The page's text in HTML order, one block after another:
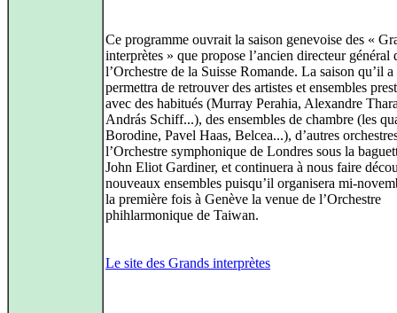
Ce programme ouvrait la saison genevoise des «
interprètes » que propose l’ancien directeur général
l’Orchestre de la Suisse Romande. La saison qu’il a
permettra de retrouver des artistes et ensembles
avec des habitués (Murray Perahia, Alexandre
András Schiff...), des ensembles de chambre (les
Borodine, Pavel Haas, Belcea...), d’autres
l’Orchestre symphonique de Londres sous la
John Eliot Gardiner, et continuera à nous faire
nouveaux ensembles puisqu’il organisera mi-
la première fois à Genève la venue de l’Orchestre
phihlarmonique de Taiwan.
Le site des Grands interprètes